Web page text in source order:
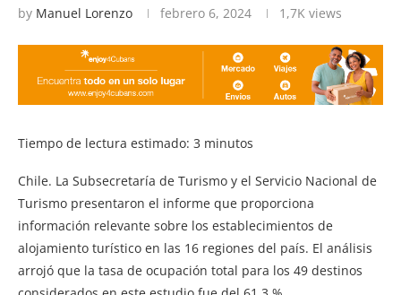
by Manuel Lorenzo febrero 6, 2024 1,7K views
Tiempo de lectura estimado: 3 minutos
Chile. La Subsecretaría de Turismo y el Servicio Nacional de
Turismo presentaron el informe que proporciona
información relevante sobre los establecimientos de
alojamiento turístico en las 16 regiones del país. El análisis
arrojó que la tasa de ocupación total para los 49 destinos